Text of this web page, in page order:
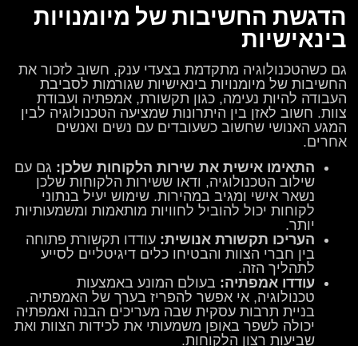
הדגשת החשיבות של מיומנויות
בינאישיות
גם כשהטכנולוגיה מתקדמת בצעדי ענק, חשוב לזכור את
החשיבות של מיומנויות בינאישיות שגורמות לסביבת
העבודה להיות נעימה, כגון תקשורת, אמפתיה ועבודת
צוות. חשוב לאזן בין היתרונות שמציעה הטכנולוגיה לבין
המגע האנושי שחשוב כשעובדים עם נשים ואנשים
אחרים.
התאימו אישית את שירות הלקוחות שלכן: גם עם
שילוב הטכנולוגיה, ודאו ששירות הלקוחות שלכן
נשאר אישי ומגיב במהירות. שימוש יעיל בנתוני
לקוחות יכול להוביל לחוויות מותאמות ומשמעותיות
יותר.
העריכו תקשורת אנושית: עודדו תקשורת פתוחה
בין חברי הצוות והבטיחו כלים דיגיטליים לסייע
לתהליך הזה.
עודדו אמפתיה: בעולם המונע באמצעות
טכנולוגיה, אי אפשר להפריז בערך של האמפתיה.
בניית תרבות עסקית שבה מעריכים הבנה ואמפתיה
יכולה לשפר באופן משמעותי את לכידות הצוות ואת
שביעות רצון הלקוחות.